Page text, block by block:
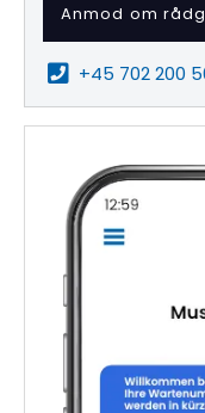
Anmod om
+45 702 200